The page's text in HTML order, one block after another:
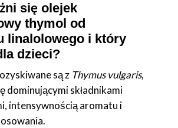
się olejek
thymol od
linalolowego i który
dzieci?
są z Thymus vulgaris,
dominującymi składnikami
intensywnością aromatu i